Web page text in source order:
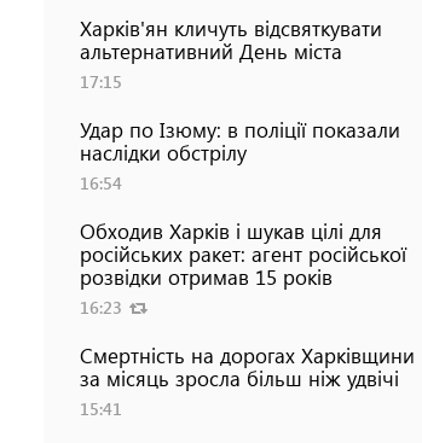
Харків'ян кличуть відсвяткувати
альтернативний День міста
17:15
Удар по Ізюму: в поліції показали
наслідки обстрілу
16:54
Обходив Харків і шукав цілі для
російських ракет: агент російської
розвідки отримав 15 років
16:23
Смертність на дорогах Харківщини
за місяць зросла більш ніж удвічі
15:41